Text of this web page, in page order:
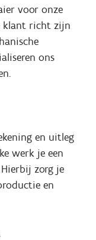
voor onze
klant richt zijn
ons
en uitleg
werk je een
zorg je
en